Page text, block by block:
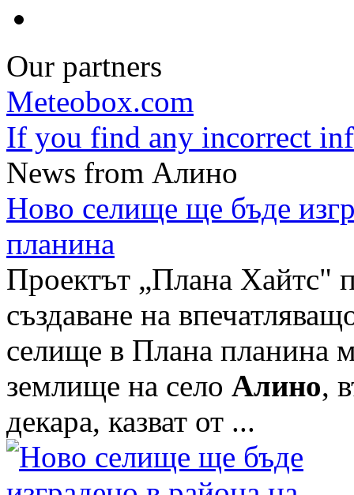
Our partners
Meteobox.com
If you find any incorrect
News from Алино
Ново селище ще бъде
планина
Проектът „Плана Хайтс"
създаване на
селище в Плана планина
землище на село Алино,
декара, казват от ...